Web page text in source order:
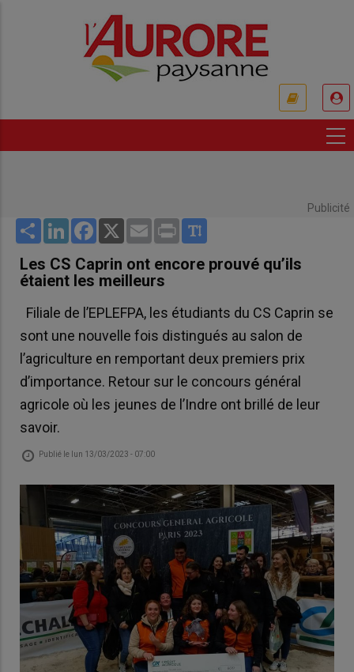
Publicité
Share LinkedInFacebook
X Email Print
Les CS Caprin ont encore prouvé qu’ils
étaient les meilleurs
Filiale de l’EPLEFPA, les étudiants du CS Caprin se
sont une nouvelle fois distingués au salon de
l’agriculture en remportant deux premiers prix
d’importance. Retour sur le concours général
agricole où les jeunes de l’Indre ont brillé de leur
savoir.
Publié le lun 13/03/2023 - 07:00